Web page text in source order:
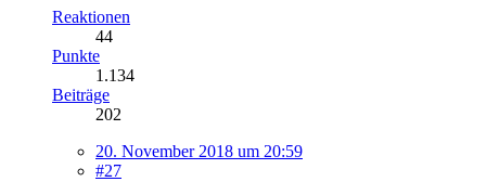
Reaktionen
44
Punkte
1.134
Beiträge
202
20. November 2018 um 20:59
#27